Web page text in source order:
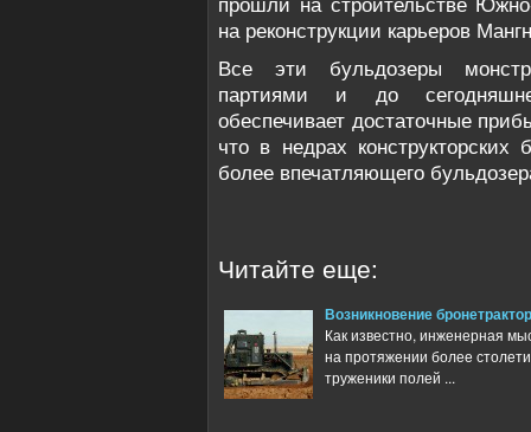
прошли на строительстве
на реконструкции карьеров
Все эти бульдозеры
партиями и до
обеспечивает достаточные
что в недрах
более впечатляющего
Читайте еще:
Возникновение
Как известно, инженерная
на протяжении более
труженики полей ...